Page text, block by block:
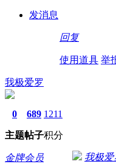
发消息
回复
使用道具 举
我极爱罗
0
主题
689
帖子
1211
积分
金牌会员 我极爱